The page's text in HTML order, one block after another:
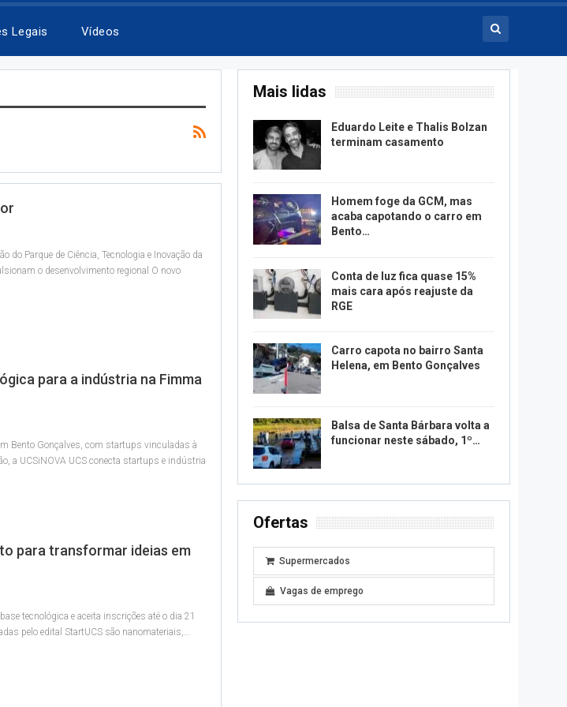
Legais Vídeos
do Parque de Ciência, Tecnologia e Inovação da
o desenvolvimento regional O novo
para a indústria na Fimma
Bento Gonçalves, com startups vinculadas à
a UCSiNOVA UCS conecta startups e indústria
para transformar ideias em
tecnológica e aceita inscrições até o dia 21
pelo edital StartUCS são nanomateriais,
Mais lidas
Eduardo Leite e Thalis Bolzan
terminam casamento
Homem foge da GCM, mas
acaba capotando o carro em
Bento…
Conta de luz fica quase 15%
mais cara após reajuste da
RGE
Carro capota no bairro Santa
Helena, em Bento Gonçalves
Balsa de Santa Bárbara volta a
funcionar neste sábado, 1º…
Ofertas
Supermercados
Vagas de emprego